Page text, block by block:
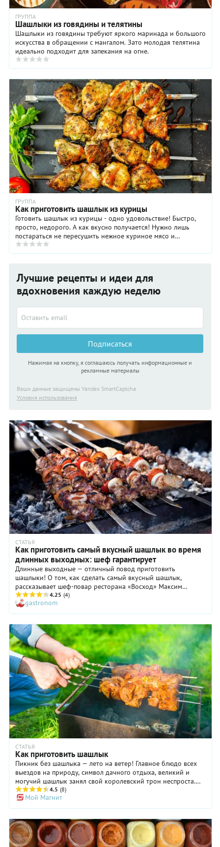
ГРУППА
Шашлыки из говядины и телятины
Шашлыки из говядины требуют яркого маринада и большого
искусства в обращении с мангалом. Зато молодая телятина
идеально подходит для запекания на огне.
ГРУППА
Как приготовить шашлык из курицы
Готовить шашлык из курицы - одно удовольствие! Быстро,
просто, недорого. А как вкусно получается! Нужно лишь
постараться не пересушить нежное куриное мясо и
использовать правильные специи и маринады, ...
Лучшие рецепты и идеи для
вдохновения каждую неделю
Подписаться
Нажимая на кнопку, я соглашаюсь получать информационные и
рекламные материалы
Ваши данные защищены Yandex SmartCaptcha
Условия использования
СТАТЬЯ
Как приготовить самый вкусный шашлык во время
длинных выходных: шеф гарантирует
Длинные выходные — отличный повод приготовить
шашлыки! О том, как сделать самый вкусный шашлык,
рассказывает шеф-повар ресторана «Восход» Максим
Тарусин.
4.25 (4)
gastronom
СТАТЬЯ
Как приготовить шашлык
Пикник без шашлыка — лето на ветер! Главное блюдо всех
выездов на природу, символ дачного отдыха, великий и
могучий шашлык занял свой королевский трон неспроста.
Аромат дымка, нежное сочное мясо покоряют с первого
кусочка. Но как сделать шашлык идеальным? Разбираемся,
какое выбрать мясо, как замариновать, сколько жарить и с
чем подавать любимое блюдо.
4.5 (8)
Мой Магнит